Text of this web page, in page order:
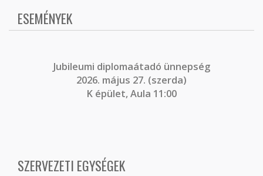
ESEMÉNYEK
Jubileumi diplomaátadó ünnepség
2026. május 27. (szerda)
K épület, Aula 11:00
SZERVEZETI EGYSÉGEK